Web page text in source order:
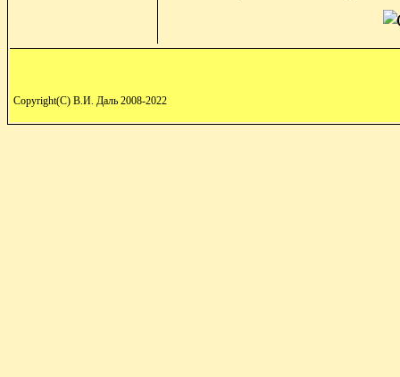
Copyright(C) В.И. Даль 2008-2022